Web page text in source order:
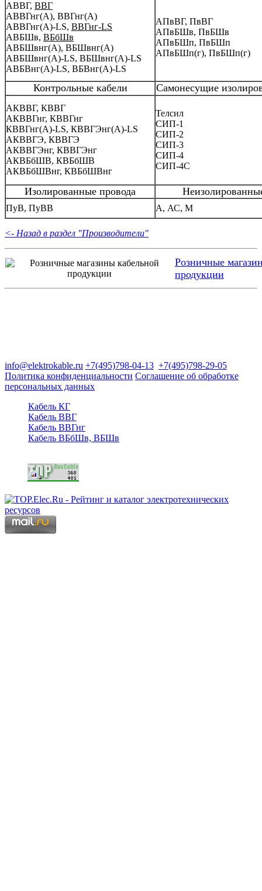
АВВГ, ВВГ
АВВГнг(А), ВВГнг(А)
АВВГнг(А)-LS, ВВГнг-LS
АВБШв, ВБбШв
АВБШвнг(А), ВБШвнг(А)
АВБШвнг(А)-LS, ВБШвнг(А)-LS
АВБВнг(А)-LS, ВБВнг(А)-LS
АПвВГ, ПвВГ
АПвБШв, ПвБШв
АПвБШп, ПвБШп
АПвБШп(г), ПвБШп(г)
Контрольные кабели Самонесущие
АКВВГ, КВВГ
АКВВГнг, КВВГнг
КВВГнг(А)-LS, КВВГЭнг(А)-LS
АКВВГЭ, КВВГЭ
АКВВГЭнг, КВВГЭнг
АКВБбШВ, КВБбШВ
АКВБбШВнг, КВБбШВнг
Телсил
СИП-1
СИП-2
СИП-3
СИП-4
СИП-4С
Изолированные провода
ПуВ, ПуВВ А, АС, М
<- Назад в раздел "Производители"
Розничные
продукции
info@elektrokable.ru +7(495)798-04-13 +7(495)798-29-05
Политика конфиденциальности Соглашение об обработке
персональных данных
Кабель КГ
Кабель ВВГ
Кабель ВВГнг
Кабель ВБбШв, ВБШв